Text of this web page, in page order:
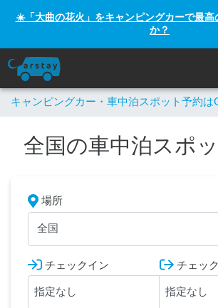
☀️「大曲の花火」をキャンピングカーで最高
か？
キャンピングカー・車中泊スポット予約は
全国の車中泊スポ
場所
全国
チェックイン チェッ